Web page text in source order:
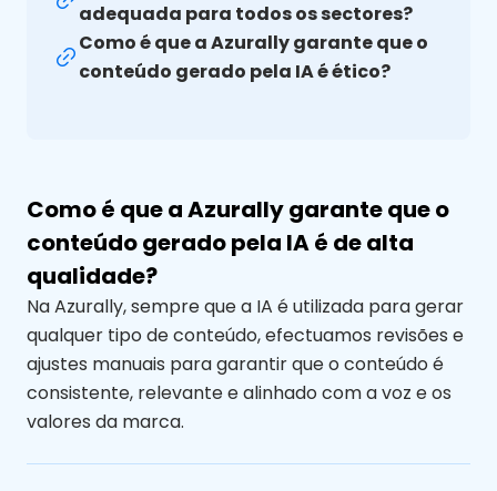
adequada para todos os sectores?
Como é que a Azurally garante que o
conteúdo gerado pela IA é ético?
Como é que a Azurally garante que o
conteúdo gerado pela IA é de alta
qualidade?
Na Azurally, sempre que a IA é utilizada para gerar
qualquer tipo de conteúdo, efectuamos revisões e
ajustes manuais para garantir que o conteúdo é
consistente, relevante e alinhado com a voz e os
valores da marca.